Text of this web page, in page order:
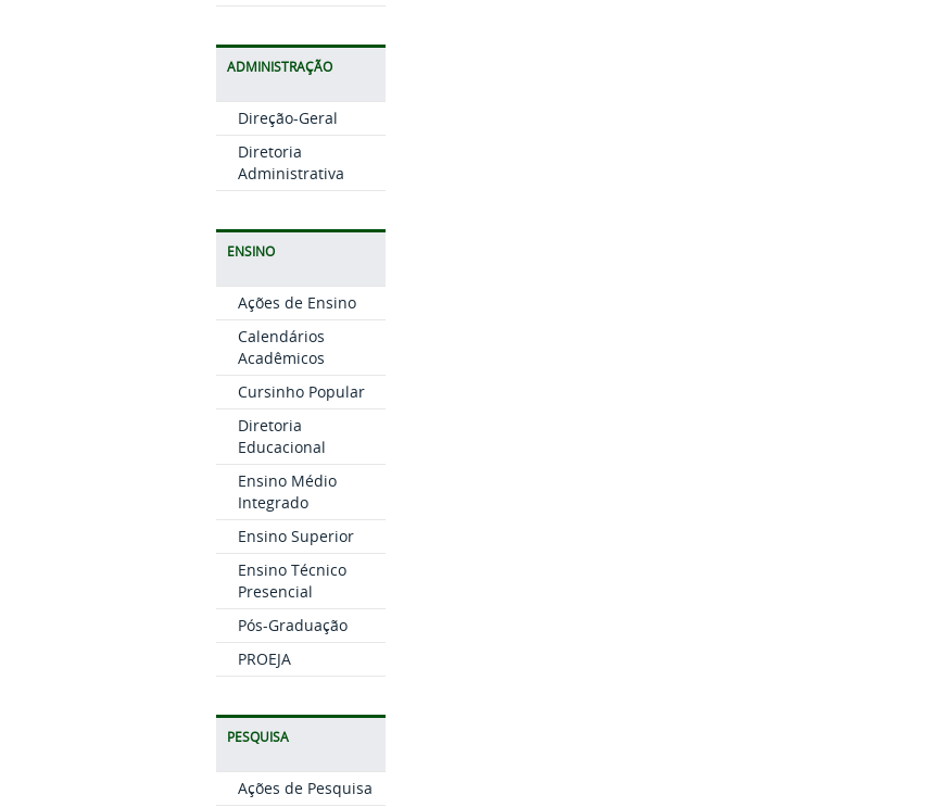
ADMINISTRAÇÃO
Direção-Geral
Diretoria
Administrativa
ENSINO
Ações de Ensino
Calendários
Acadêmicos
Cursinho Popular
Diretoria
Educacional
Ensino Médio
Integrado
Ensino Superior
Ensino Técnico
Presencial
Pós-Graduação
PROEJA
PESQUISA
Ações de Pesquisa